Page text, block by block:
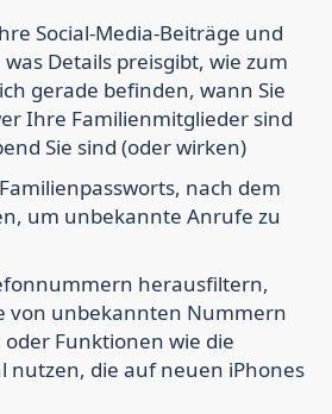
Social-Media-Beiträge und
was Details preisgibt, wie zum
gerade befinden, wann Sie
Ihre Familienmitglieder sind
Sie sind (oder wirken)
, nach dem
um unbekannte Anrufe zu
herausfiltern,
von unbekannten Nummern
Funktionen wie die
nutzen, die auf neuen iPhones